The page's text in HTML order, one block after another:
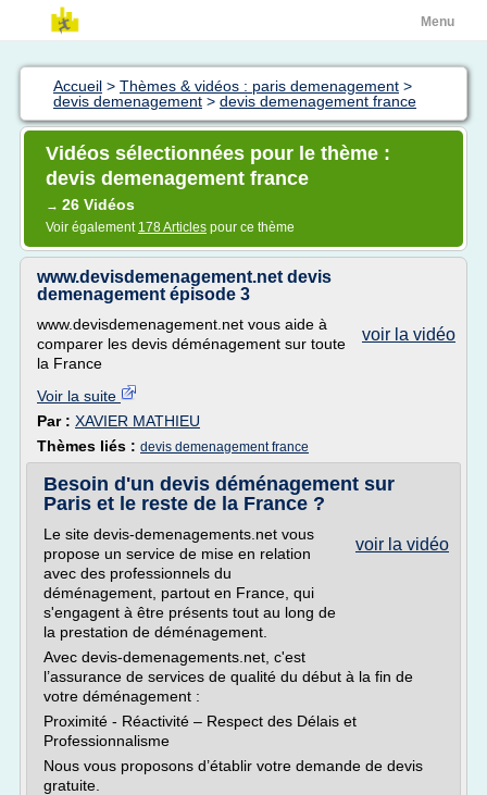
Menu
Accueil > Thèmes & vidéos : paris demenagement >
devis demenagement > devis demenagement france
Vidéos sélectionnées pour le thème :
devis demenagement france
→ 26 Vidéos
Voir également 178 Articles pour ce thème
www.devisdemenagement.net devis
demenagement épisode 3
voir la vidéo
www.devisdemenagement.net vous aide à
comparer les devis déménagement sur toute
la France
Voir la suite
Par : XAVIER MATHIEU
Thèmes liés : devis demenagement france
Besoin d'un devis déménagement sur
Paris et le reste de la France ?
voir la vidéo
Le site devis-demenagements.net vous
propose un service de mise en relation
avec des professionnels du
déménagement, partout en France, qui
s'engagent à être présents tout au long de
la prestation de déménagement.
Avec devis-demenagements.net, c'est
l’assurance de services de qualité du début à la fin de
votre déménagement :
Proximité - Réactivité – Respect des Délais et
Professionnalisme
Nous vous proposons d’établir votre demande de devis
gratuite.